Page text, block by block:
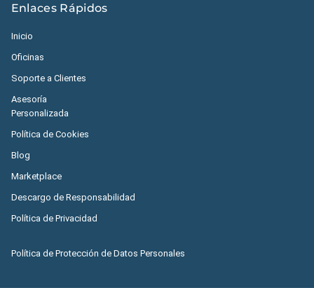
Enlaces Rápidos
Inicio
Oficinas
Soporte a Clientes
Asesoría
Personalizada
Política de Cookies
Blog
Marketplace
Descargo de Responsabilidad
Política de Privacidad
Política de Protección de Datos Personales